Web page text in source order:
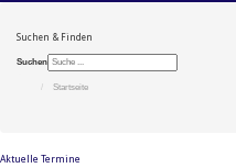
Suchen & Finden
Suchen
Startseite
Aktuelle Termine